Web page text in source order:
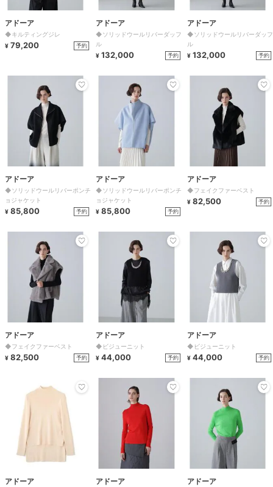
アドーア
◆キルティングジレ
¥ 79,200 予約
アドーア
◆ソリッドウールリバーダッフ
ル
¥ 132,000 予約
アドーア
◆ソリッドウールリバーダッフ
ル
¥ 132,000 予約
アドーア
◆ソリッドウールリバーポンチ
ョジャケット
¥ 85,800 予約
アドーア
◆ソリッドウールリバーポンチ
ョジャケット
¥ 85,800 予約
アドーア
◆フェイクファーベスト
¥ 82,500 予約
アドーア
◆フェイクファーベスト
¥ 82,500 予約
アドーア
◆ビジューニット
¥ 44,000 予約
アドーア
◆ビジューニット
¥ 44,000 予約
アドーア アドーア アドーア